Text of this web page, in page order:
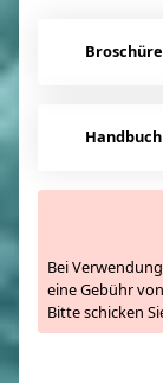
Bei
eine Gebühr
Bitte schicken